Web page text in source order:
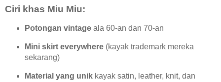
Ciri khas Miu Miu:
Potongan vintageala 60-an dan 70-an
Mini skirt everywhere(kayak trademark mereka
sekarang)
Material yang unikkayak satin, leather, knit, dan